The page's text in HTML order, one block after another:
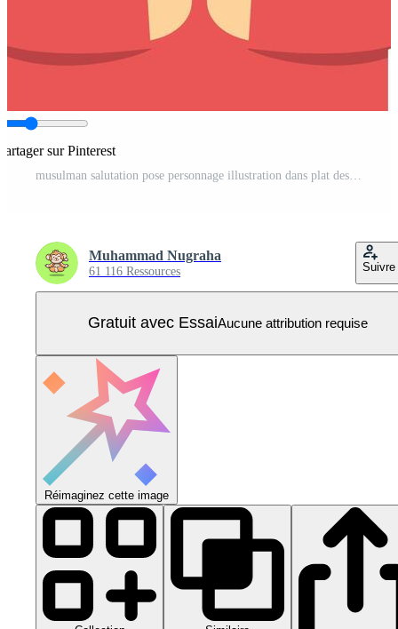
sur Pinterest
Muhammad Nugraha
61 116 Ressources Suivre
Gratuit avec EssaiAucune attribution requise
Réimaginez cette image